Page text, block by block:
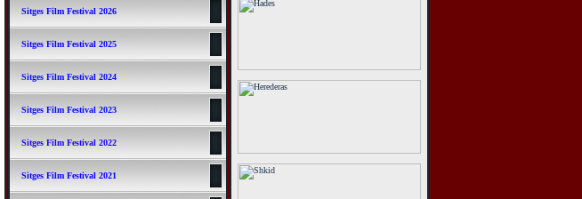
Sitges Film Festival 2026
Sitges Film Festival 2025
Sitges Film Festival 2024
Sitges Film Festival 2023
Sitges Film Festival 2022
Sitges Film Festival 2021